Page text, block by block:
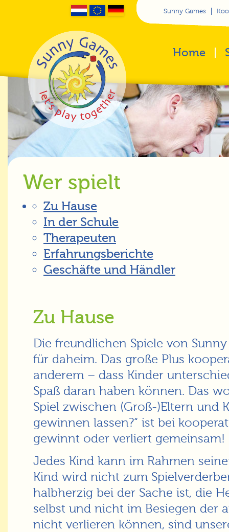
Sunny Games
Home
Wer spielt
Zu Hause
In der Schule
Therapeuten
Erfahrungsberichte
Geschäfte und Händler
Zu Hause
Die freundlichen Spiele von
für daheim. Das große Plus
anderem – dass Kinder
Spaß daran haben können. Das
Spiel zwischen (Groß-)Eltern und
gewinnen lassen?“ ist bei
gewinnt oder verliert gemeinsam!
Jedes Kind kann im Rahmen
Kind wird nicht zum
halbherzig bei der Sache ist, die
selbst und nicht im Besiegen der
nicht verlieren können, sind